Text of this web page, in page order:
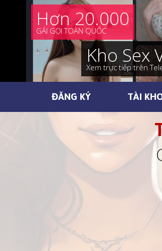
Hơn 20.000
GÁI GỌI TOÀN QUỐC
Kho Sex
Xem trực tiếp trên
ĐĂNG KÝ TÀI